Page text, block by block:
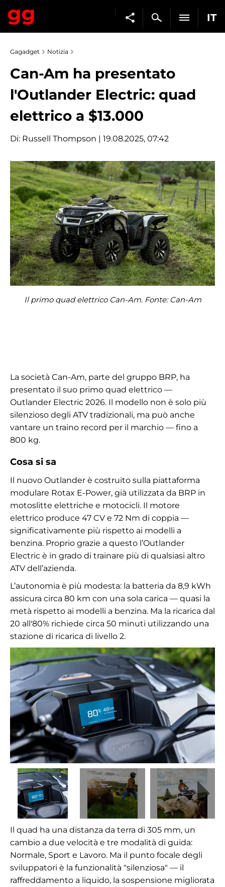
IT
Gagadget Notizia
Can-Am ha presentato
l'Outlander Electric: quad
elettrico a $13.000
Di: Russell Thompson | 19.08.2025, 07:42
Il primo quad elettrico Can-Am. Fonte: Can-Am
La società Can-Am, parte del gruppo BRP, ha
presentato il suo primo quad elettrico —
Outlander Electric 2026. Il modello non è solo più
silenzioso degli ATV tradizionali, ma può anche
vantare un traino record per il marchio — fino a
800 kg.
Cosa si sa
Il nuovo Outlander è costruito sulla piattaforma
modulare Rotax E-Power, già utilizzata da BRP in
motoslitte elettriche e motocicli. Il motore
elettrico produce 47 CV e 72 Nm di coppia —
significativamente più rispetto ai modelli a
benzina. Proprio grazie a questo l’Outlander
Electric è in grado di trainare più di qualsiasi altro
ATV dell’azienda.
L’autonomia è più modesta: la batteria da 8,9 kWh
assicura circa 80 km con una sola carica — quasi la
metà rispetto ai modelli a benzina. Ma la ricarica dal
20 all'80% richiede circa 50 minuti utilizzando una
stazione di ricarica di livello 2.
Il quad ha una distanza da terra di 305 mm, un
cambio a due velocità e tre modalità di guida:
Normale, Sport e Lavoro. Ma il punto focale degli
sviluppatori è la funzionalità "silenziosa" — il
raffreddamento a liquido, la sospensione migliorata